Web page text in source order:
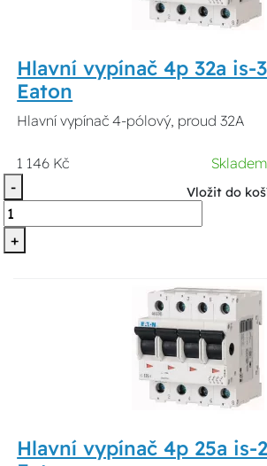
Hlavní vypínač 4p 32a is-
Eaton
Hlavní vypínač 4-pólový, proud 32A
1 146 Kč
-
+
Vložit do
Hlavní vypínač 4p 25a is-